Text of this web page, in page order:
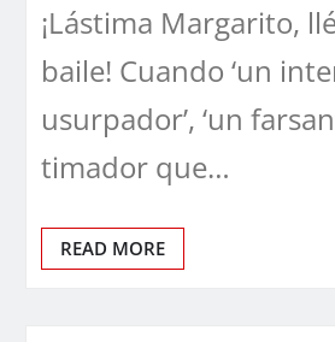
¡Lástima Margarito,
baile! Cuando ‘un
usurpador’, ‘un
timador que…
READ MORE